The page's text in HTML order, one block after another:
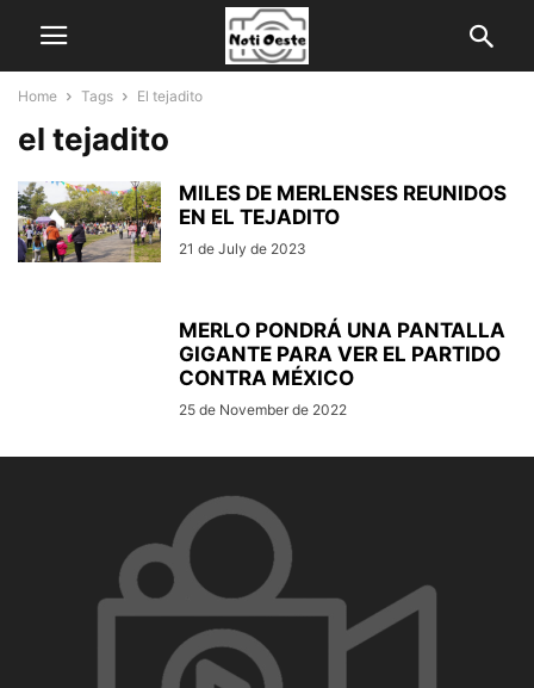
Home Tags El tejadito
el tejadito
MILES DE MERLENSES REUNIDOS
EN EL TEJADITO
21 de July de 2023
MERLO PONDRÁ UNA PANTALLA
GIGANTE PARA VER EL PARTIDO
CONTRA MÉXICO
25 de November de 2022